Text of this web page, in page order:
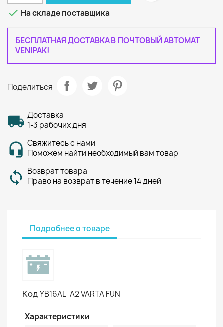
 На складе поставщика
БЕСПЛАТНАЯ ДОСТАВКА В ПОЧТОВЫЙ АВТОМАТ
VENIPAK!
Поделиться
Доставка
1-3 рабочих дня
Свяжитесь с нами
Поможем найти необходимый вам товар
Возврат товара
Право на возврат в течение 14 дней
Подробнее о товаре
КодYB16AL-A2 VARTA FUN
Характеристики